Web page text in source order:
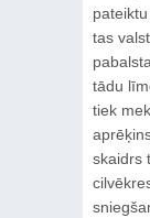
tas
tādu
tiek
skaidrs